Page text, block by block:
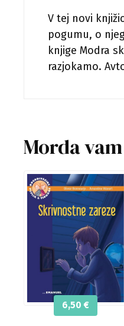
V tej novi
pogumu, o
knjige Modra
razjokamo.
Morda
6,50€